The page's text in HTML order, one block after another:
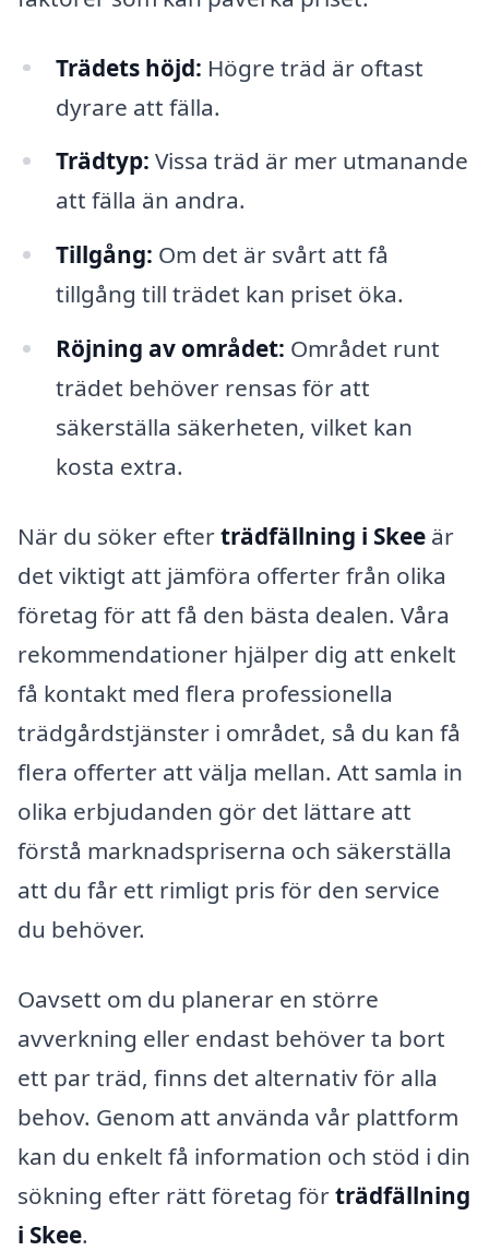
Trädets höjd: Högre träd är oftast
dyrare att fälla.
Trädtyp: Vissa träd är mer utmanande
att fälla än andra.
Tillgång: Om det är svårt att få
tillgång till trädet kan priset öka.
Röjning av området: Området runt
trädet behöver rensas för att
säkerställa säkerheten, vilket kan
kosta extra.
När du söker efterträdfällning i Skee är
det viktigt att jämföra offerter från olika
företag för att få den bästa dealen. Våra
rekommendationer hjälper dig att enkelt
få kontakt med flera professionella
trädgårdstjänster i området, så du kan få
flera offerter att välja mellan. Att samla in
olika erbjudanden gör det lättare att
förstå marknadspriserna och säkerställa
att du får ett rimligt pris för den service
du behöver.
Oavsett om du planerar en större
avverkning eller endast behöver ta bort
ett par träd, finns det alternativ för alla
behov. Genom att använda vår plattform
kan du enkelt få information och stöd i din
sökning efter rätt företag förträdfällning
i Skee.